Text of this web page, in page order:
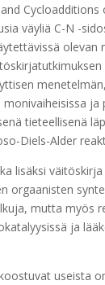
väyliä C-N -
olevan
ja
tieteellisenä
Diels-Alder
lisäksi
orgaanisten
mutta myös
ja
useista